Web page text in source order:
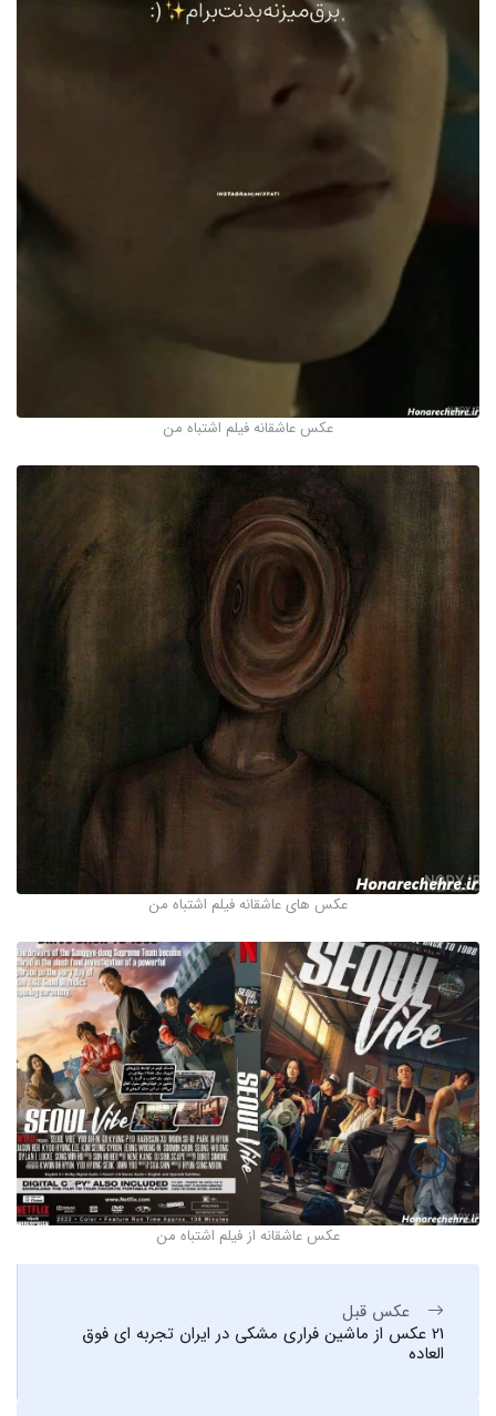
عکس عاشقانه فیلم اشتباه من
عکس های عاشقانه فیلم اشتباه من
عکس عاشقانه از فیلم اشتباه من
عکس قبل
21 عکس از ماشین فراری مشکی در ایران تجربه ای فوق
العاده